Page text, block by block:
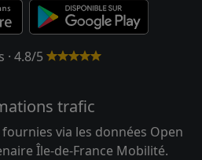
· 4.8/5
trafic
via les données Open
Île-de-France Mobilité.